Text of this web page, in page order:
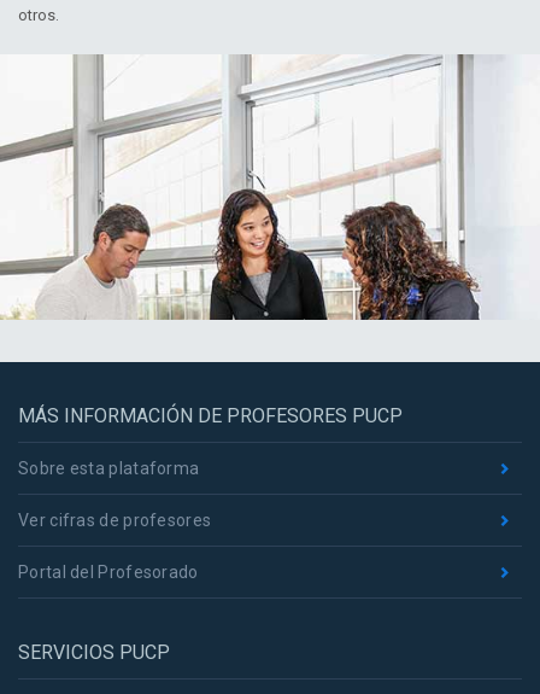
otros.
MÁS INFORMACIÓN DE PROFESORES PUCP
Sobre esta plataforma
Ver cifras de profesores
Portal del Profesorado
SERVICIOS PUCP